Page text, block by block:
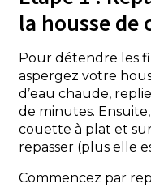
la houssede
Pour détendre les
aspergez votre
d’eau chaude,
de minutes.
couette à plat et
repasser (plus elle
Commencez par